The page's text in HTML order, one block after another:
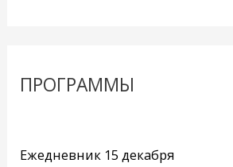
ПРОГРАММЫ
Ежедневник 15 декабря